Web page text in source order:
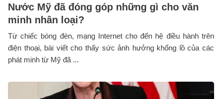
Nước Mỹ đã đóng góp những gì cho văn
minh nhân loại?
Từ chiếc bóng đèn, mạng Internet cho đến hệ điều hành trên
điện thoại, bài viết cho thấy sức ảnh hưởng khổng lồ của các
phát minh từ Mỹ đã ...